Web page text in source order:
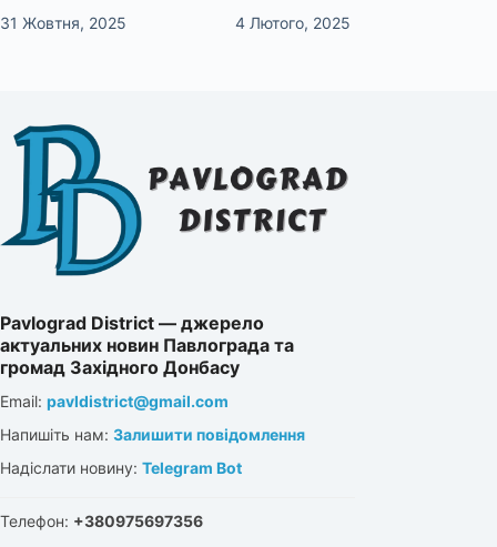
31 Жовтня, 2025 4 Лютого, 2025
Pavlograd District — джерело
актуальних новин Павлограда та
громад Західного Донбасу
Email: pavldistrict@gmail.com
Напишіть нам: Залишити повідомлення
Надіслати новину: Telegram Bot
Телефон: +380975697356